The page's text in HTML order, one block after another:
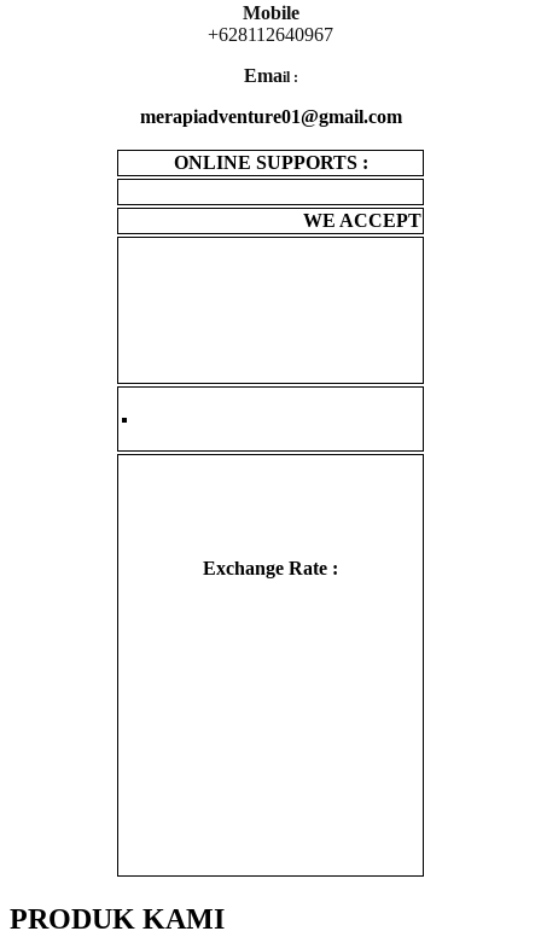
Mobile
+628112640967
Email :
merapiadventure01@gmail.com
ONLINE SUPPORTS :
WE ACCEPT
Exchange Rate :
PRODUK KAMI